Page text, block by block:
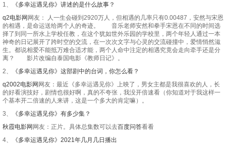
1、
《多幸运遇见你》讲述的是什么故事？
q2电影网网友： 人一生会碰到2920万人，但相遇的几率只有0.00487，安然与宋恩
的相遇，是命运送给两个人的奇迹。 音乐老师安然和拳手宋恩在不同的时间选
择了到同一所水上学校任教，在这个犹如世外乐园的学校里，两个年轻人通过一本
神奇的日记展开了跨时空的交流，在一次次文字与心灵的交流碰撞中，爱情悄然滋
生。都说相爱不能抵万难合适才能，两个人命中注定的相遇究竟会走向牵手还是分
离？ 影片改编自泰国电影《教师日记》。
2、
《多幸运遇见你》这部剧中的台词，你怎么看？
q2002电影网网友：最近《多幸运遇见你》上映了，男女主都是我很喜欢的人，长
的好看演技好，剧情也很好啊，真的不夸张，我没开倍速看（你知道对于我这样一
个基本开二倍速的人来讲，这是一个多大的肯定嘛）。
3、
《多幸运遇见你》有多少集？
秋霞电影网网友：正片。具体总集数可以去百度问答看看
4、
《多幸运遇见你》2021年几月几日播出